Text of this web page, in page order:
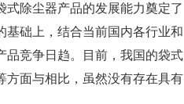
除尘器产品的发展能力奠定了
基础上，结合当前国内各行业和
品竞争日趋。目前，我国的袋式
方面与相比，虽然没有存在具有